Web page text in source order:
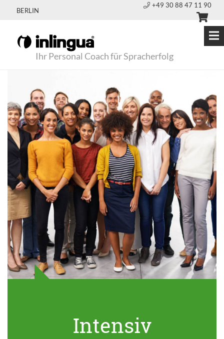
BERLIN
+49 30 88 47 11 90
Ihr Personal Coach für Spracherfolg
Intensiv